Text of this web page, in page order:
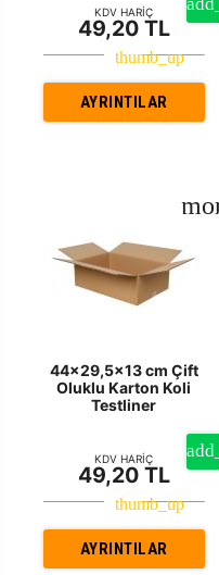
KDV HARİÇ
49,20 TL
AYRINTILAR
44x29,5x13 cm Çift
Oluklu Karton Koli
Testliner
KDV HARİÇ
49,20 TL
AYRINTILAR